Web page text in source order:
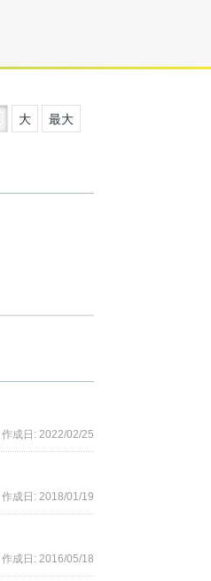
大 最大
作成日: 2022/02/25
作成日: 2018/01/19
作成日: 2016/05/18